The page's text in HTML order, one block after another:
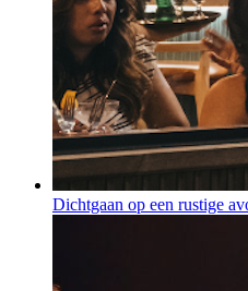
Dichtgaan op een rustige